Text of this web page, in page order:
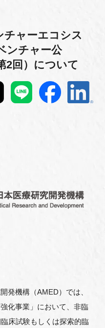
チャーエコシス
ンチャー公
2回）について
発機構（AMED）では、
化事業」において、非臨
床試験もしくは探索的臨